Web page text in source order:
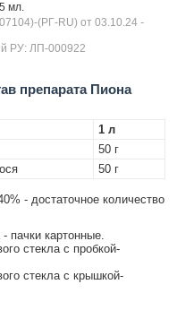
мл.
(РГ-RU) от 03.10.24 -
РУ: ЛП-000922
препарата Пиона
1 л
50 г
50 г
- достаточное количество
пачки картонные.
стекла с пробкой-
стекла с крышкой-